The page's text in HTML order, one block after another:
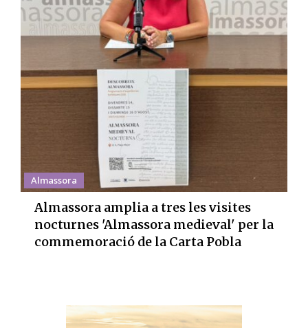
Almassora
Almassora amplia a tres les visites
nocturnes 'Almassora medieval' per la
commemoració de la Carta Pobla